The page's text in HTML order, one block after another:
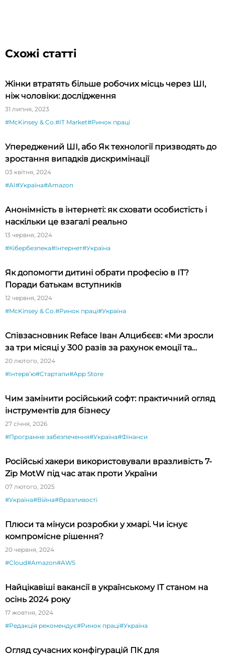
Схожі статті
Жінки втратять більше робочих місць через ШІ,
ніж чоловіки: дослідження
31 липня, 2023
#McKinsey & Co.#IT Market#Ринок праці
Упереджений ШІ, або Як технології призводять до
зростання випадків дискримінації
03 квітня, 2024
#AI#Україна#Amazon
Анонімність в інтернеті: як сховати особистість і
наскільки це взагалі реально
13 червня, 2024
#Кібербезпека#Інтернет#Україна
Як допомогти дитині обрати професію в ІТ?
Поради батькам вступників
12 червня, 2024
#McKinsey & Co.#Ринок праці#Україна
Співзасновник Reface Іван Алцибєєв: «Ми зросли
за три місяці у 300 разів за рахунок емоції та
новизни»
20 лютого, 2024
#Інтервʼю#Стартапи#App Store
Чим замінити російський софт: практичний огляд
інструментів для бізнесу
27 січня, 2026
#Програмне забезпечення#Україна#Фінанси
Російські хакери використовували вразливість 7-
Zip MotW під час атак проти України
07 лютого, 2025
#Україна#Війна#Вразливості
Плюси та мінуси розробки у хмарі. Чи існує
компромісне рішення?
20 червня, 2024
#Cloud#Amazon#AWS
Найцікавіші вакансії в українському ІТ станом на
осінь 2024 року
17 жовтня, 2024
#Редакція рекомендує#Ринок праці#Україна
Огляд сучасних конфігурацій ПК для